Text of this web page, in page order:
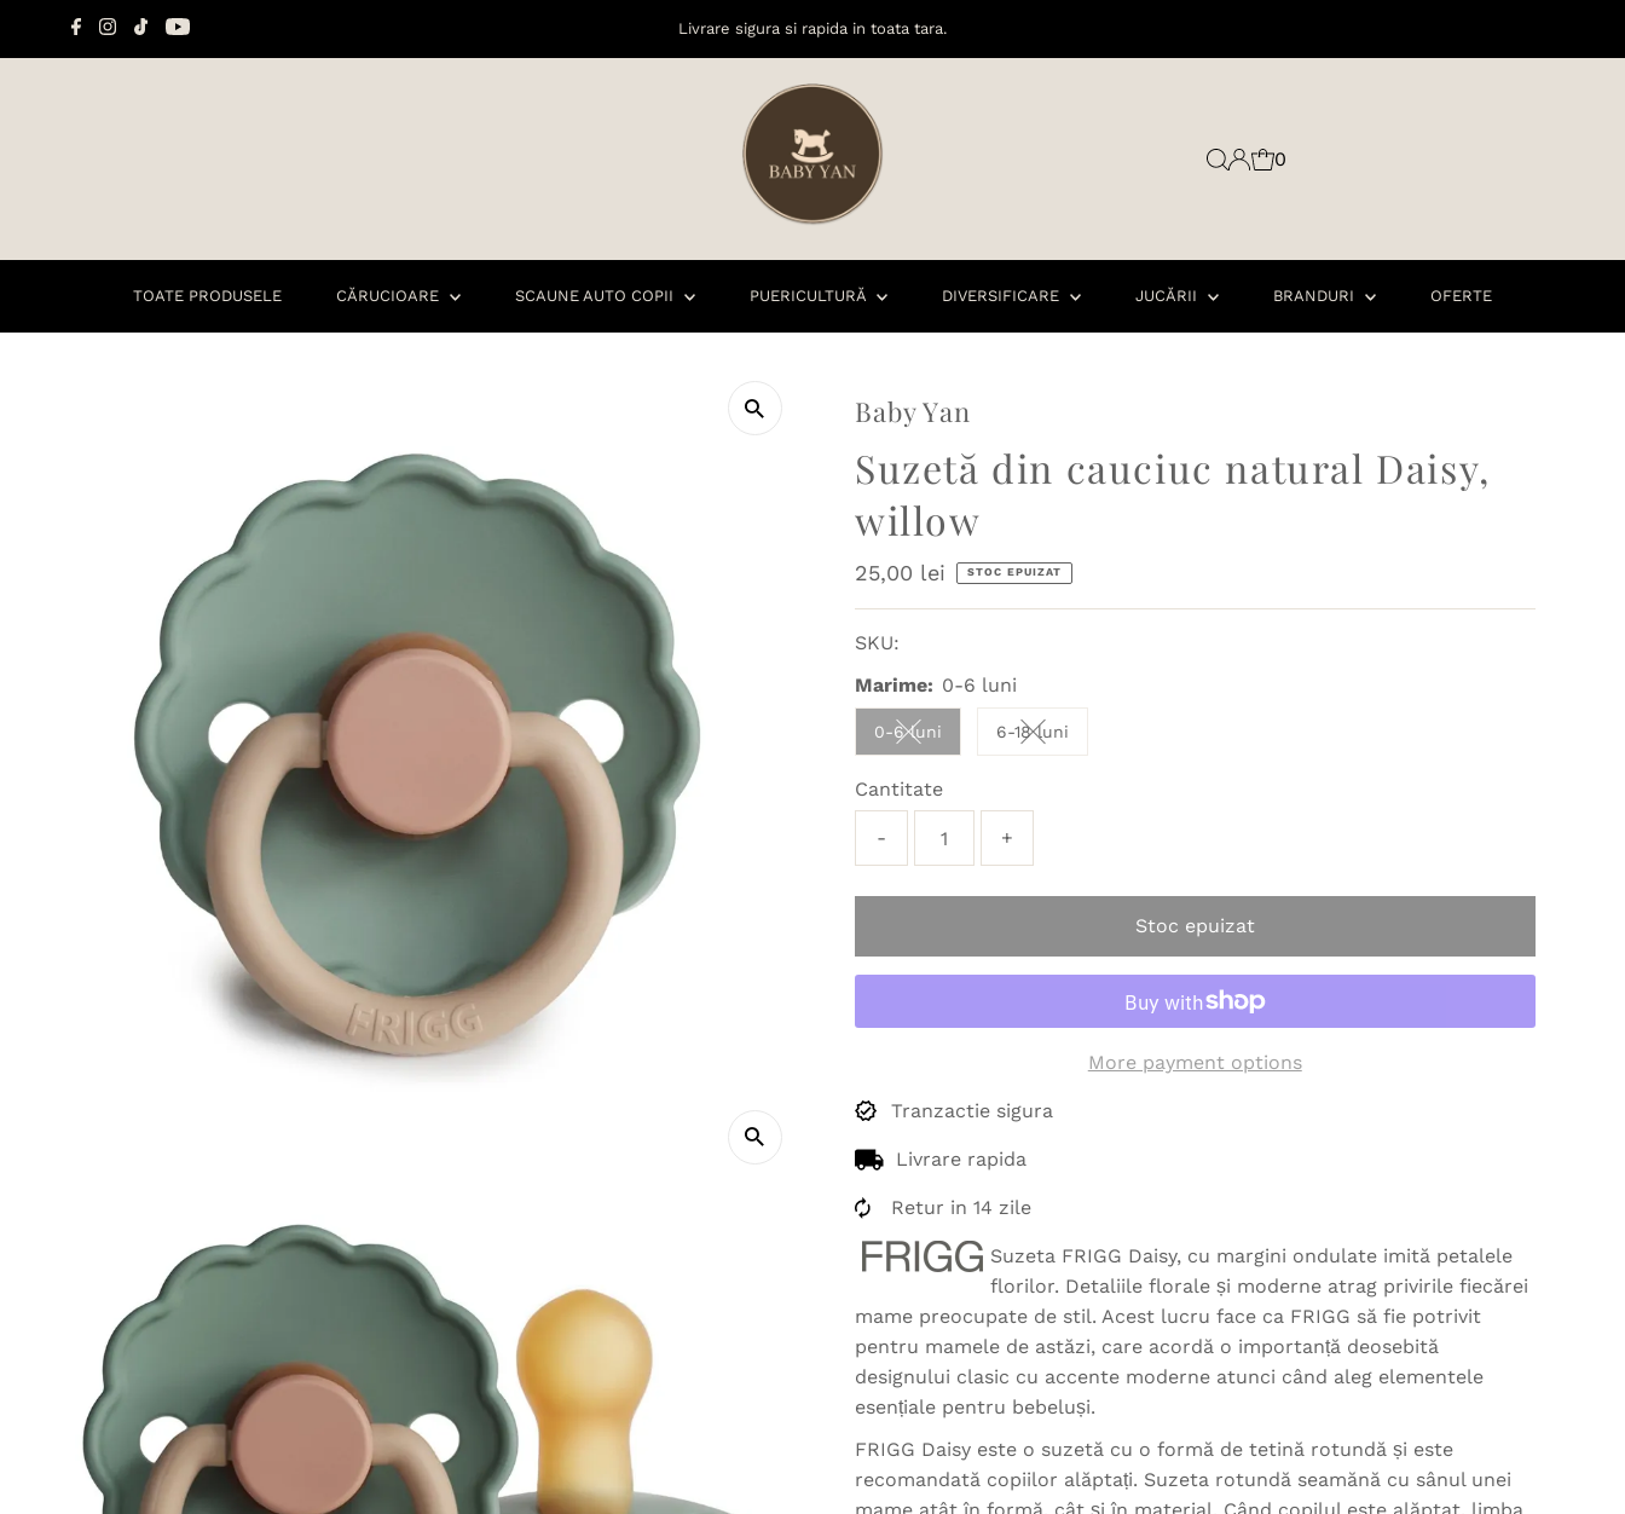
Sari la conținut Livrare sigura si rapida in toata tara.
0
TOATE PRODUSELE CĂRUCIOARE SCAUNE AUTO COPII PUERICULTURĂ DIVERSIFICARE JUCĂRII BRANDURI OFERTE
Baby Yan
Suzetă din cauciuc natural Daisy,
willow
Preț
obișnuit
25,00 lei STOC EPUIZAT
SKU:
Marime: 0-6 luni
0-6 luniVariant sold out or unavailable
6-18 luniVariant sold out or unavailable
Cantitate
- +
Stoc epuizat
More payment options
Tranzactie sigura
Livrare rapida
Retur in 14 zile
Suzeta FRIGG Daisy, cu margini ondulate imită petalele
florilor. Detaliile florale și moderne atrag privirile fiecărei
mame preocupate de stil. Acest lucru face ca FRIGG să fie potrivit
pentru mamele de astăzi, care acordă o importanță deosebită
designului clasic cu accente moderne atunci când aleg elementele
esențiale pentru bebeluși.
FRIGG Daisy este o suzetă cu o formă de tetină rotundă și este
recomandată copiilor alăptați. Suzeta rotundă seamănă cu sânul unei